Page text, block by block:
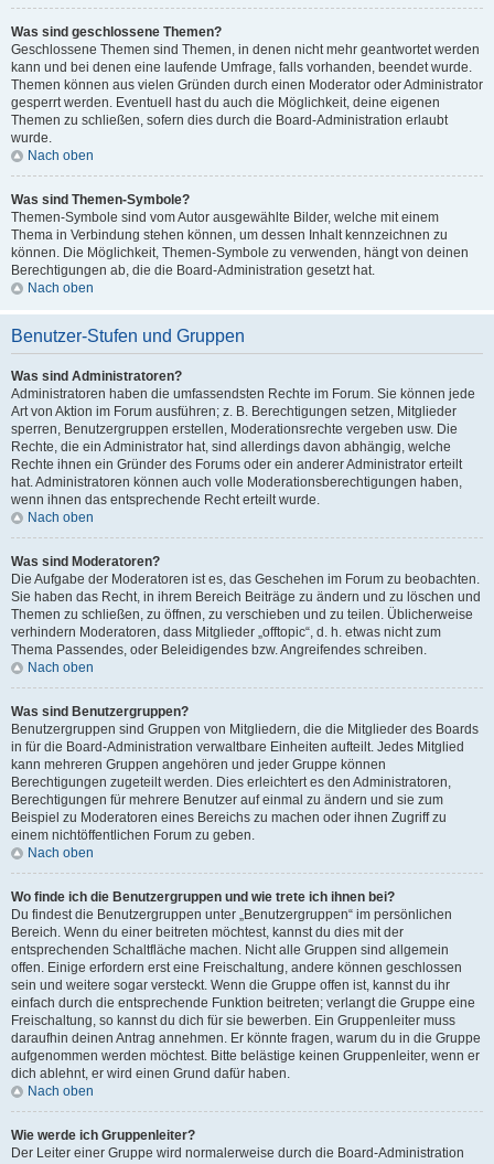
Was sind geschlossene Themen?
Geschlossene Themen sind Themen, in denen nicht mehr geantwortet werden
kann und bei denen eine laufende Umfrage, falls vorhanden, beendet wurde.
Themen können aus vielen Gründen durch einen Moderator oder Administrator
gesperrt werden. Eventuell hast du auch die Möglichkeit, deine eigenen
Themen zu schließen, sofern dies durch die Board-Administration erlaubt
wurde.
Nach oben
Was sind Themen-Symbole?
Themen-Symbole sind vom Autor ausgewählte Bilder, welche mit einem
Thema in Verbindung stehen können, um dessen Inhalt kennzeichnen zu
können. Die Möglichkeit, Themen-Symbole zu verwenden, hängt von deinen
Berechtigungen ab, die die Board-Administration gesetzt hat.
Nach oben
Benutzer-Stufen und Gruppen
Was sind Administratoren?
Administratoren haben die umfassendsten Rechte im Forum. Sie können jede
Art von Aktion im Forum ausführen; z. B. Berechtigungen setzen, Mitglieder
sperren, Benutzergruppen erstellen, Moderationsrechte vergeben usw. Die
Rechte, die ein Administrator hat, sind allerdings davon abhängig, welche
Rechte ihnen ein Gründer des Forums oder ein anderer Administrator erteilt
hat. Administratoren können auch volle Moderationsberechtigungen haben,
wenn ihnen das entsprechende Recht erteilt wurde.
Nach oben
Was sind Moderatoren?
Die Aufgabe der Moderatoren ist es, das Geschehen im Forum zu beobachten.
Sie haben das Recht, in ihrem Bereich Beiträge zu ändern und zu löschen und
Themen zu schließen, zu öffnen, zu verschieben und zu teilen. Üblicherweise
verhindern Moderatoren, dass Mitglieder „offtopic“, d. h. etwas nicht zum
Thema Passendes, oder Beleidigendes bzw. Angreifendes schreiben.
Nach oben
Was sind Benutzergruppen?
Benutzergruppen sind Gruppen von Mitgliedern, die die Mitglieder des Boards
in für die Board-Administration verwaltbare Einheiten aufteilt. Jedes Mitglied
kann mehreren Gruppen angehören und jeder Gruppe können
Berechtigungen zugeteilt werden. Dies erleichtert es den Administratoren,
Berechtigungen für mehrere Benutzer auf einmal zu ändern und sie zum
Beispiel zu Moderatoren eines Bereichs zu machen oder ihnen Zugriff zu
einem nichtöffentlichen Forum zu geben.
Nach oben
Wo finde ich die Benutzergruppen und wie trete ich ihnen bei?
Du findest die Benutzergruppen unter „Benutzergruppen“ im persönlichen
Bereich. Wenn du einer beitreten möchtest, kannst du dies mit der
entsprechenden Schaltfläche machen. Nicht alle Gruppen sind allgemein
offen. Einige erfordern erst eine Freischaltung, andere können geschlossen
sein und weitere sogar versteckt. Wenn die Gruppe offen ist, kannst du ihr
einfach durch die entsprechende Funktion beitreten; verlangt die Gruppe eine
Freischaltung, so kannst du dich für sie bewerben. Ein Gruppenleiter muss
daraufhin deinen Antrag annehmen. Er könnte fragen, warum du in die Gruppe
aufgenommen werden möchtest. Bitte belästige keinen Gruppenleiter, wenn er
dich ablehnt, er wird einen Grund dafür haben.
Nach oben
Wie werde ich Gruppenleiter?
Der Leiter einer Gruppe wird normalerweise durch die Board-Administration